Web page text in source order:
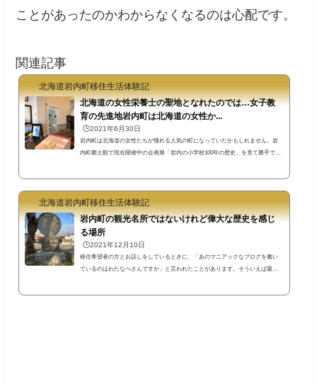
ことがあったのかわからなくなるのは心配です。
関連記事
北海道岩内町移住生活体験記
北海道の女性栄養士の聖地となれたのでは…女子教
育の先進地岩内町は北海道の女性か...
🕒️2021年6月30日
岩内町は北海道の女性たちが憧れる人気の町になっていたかもしれません。岩
内町郷土館で現在開催中の企画展「岩内の小学校100年の歴史」を見て勝手です
小学校と岩内女子尋常小学校がありました。当時、現在の中央通り周辺がその
名の通り一番栄えていたそうですよ。岩内女子尋常小学校は当時の岩内中心地
中央通...
北海道岩内町移住生活体験記
岩内町の観光名所ではないけれど偉大な歴史を感じ
る場所
🕒️2021年12月10日
移住希望者の方とお話しをしているときに、「あのマニアックなブログを書い
ているのはわたなべさんですか」と言われたことがあります。そういえば最近